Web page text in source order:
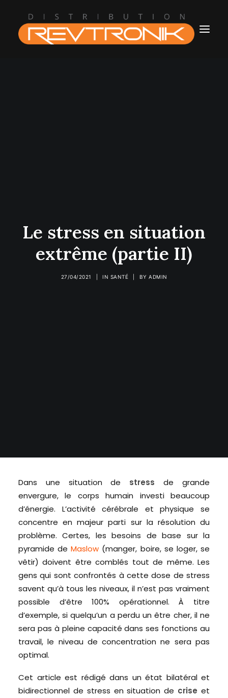
Recherche
Le stress en situation
extrême (partie II)
27/04/2021 IN SANTÉ BY ADMIN
Dans une situation de stress de grande
envergure, le corps humain investi beaucoup
d’énergie. L’activité cérébrale et physique se
concentre en majeur parti sur la résolution du
problème. Certes, les besoins de base sur la
pyramide deMaslow (manger, boire, se loger, se
vêtir) doivent être comblés tout de même. Les
gens qui sont confrontés à cette dose de stress
savent qu’à tous les niveaux, il n’est pas vraiment
possible d’être 100% opérationnel. À titre
d’exemple, si quelqu’un a perdu un être cher, il ne
sera pas à pleine capacité dans ses fonctions au
travail, le niveau de concentration ne sera pas
optimal.
Cet article est rédigé dans un état bilatéral et
bidirectionnel de stress en situation de crise et